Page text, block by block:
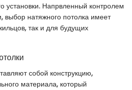
установки. Напрвленный контролем
выбор натяжного потолка имеет
так и для будущих
собой конструкцию,
материала, который